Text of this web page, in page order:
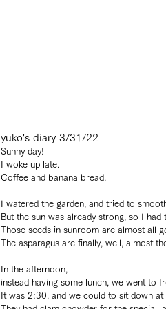
yuko's diary 3/31/22
Sunny day!
I woke up late.
Coffee and banana bread.
I watered the garden, and tried to
But the sun was already strong, so I had
Those seeds in sunroom are almost all
The asparagus are finally, well, almost
In the afternoon,
instead having some lunch, we went to
It was 2:30, and we could to sit down at